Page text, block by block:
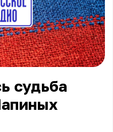
судьба